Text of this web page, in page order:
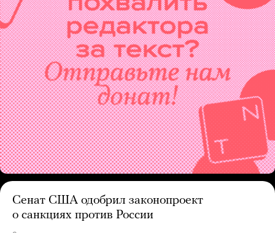
Сенат США одобрил законопроект
о санкциях против России